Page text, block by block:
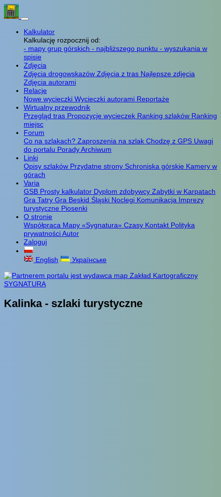
Kalkulator
Kalkulację rozpocznij od:
- mapy grup górskich - najbliższego punktu - wyszukania w
spisie
Zdjęcia
Zdjęcia drogowskazów Zdjęcia z tras Najlepsze zdjęcia
Zdjęcia autorami
Relacje
Nowe wycieczki Wycieczki autorami Reportaże
Wirtualny przewodnik
Przegląd tras Propozycje wycieczek Ranking szlaków Ranking
miejsc
Forum
Co na szlakach? Zaproszenia na szlak Chodzę z GPS Uwagi
do portalu PoradyArchiwum
Linki
Opisy szlaków Przydatne strony Schroniska górskie Kamery w
górach
Varia
GSB Prosty kalkulator Dyplom zdobywcy Zabytki w Karpatach
Gra Tatry Gra Beskid Śląski Noclegi Komunikacja Imprezy
turystyczne Piosenki
O stronie
Współpraca Mapy «Sygnatura» Czasy Kontakt Polityka
prywatnościAutor
Zaloguj
English Українське
Kalinka - szlaki turystyczne